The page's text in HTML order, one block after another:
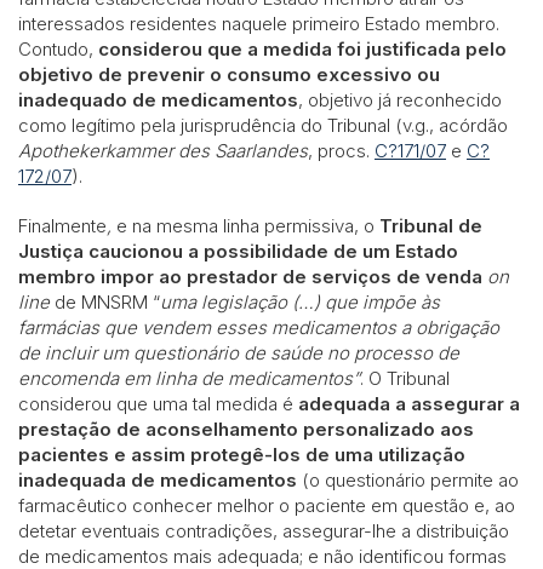
interessados residentes naquele primeiro Estado membro.
Contudo, considerou que a medida foi justificada pelo
objetivo de prevenir o consumo excessivo ou
inadequado de medicamentos, objetivo já reconhecido
como legítimo pela jurisprudência do Tribunal (v.g., acórdão
Apothekerkammer des Saarlandes, procs. C?171/07 e C?
172/07).
Finalmente, e na mesma linha permissiva, o Tribunal de
Justiça caucionou a possibilidade de um Estado
membro impor ao prestador de serviços de venda on
line de MNSRM “uma legislação (…) que impõe às
farmácias que vendem esses medicamentos a obrigação
de incluir um questionário de saúde no processo de
encomenda em linha de medicamentos”. O Tribunal
considerou que uma tal medida é adequada a assegurar a
prestação de aconselhamento personalizado aos
pacientes e assim protegê-los de uma utilização
inadequada de medicamentos (o questionário permite ao
farmacêutico conhecer melhor o paciente em questão e, ao
detetar eventuais contradições, assegurar-lhe a distribuição
de medicamentos mais adequada; e não identificou formas